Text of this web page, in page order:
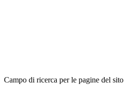
Campo di ricerca per le pagine del sito